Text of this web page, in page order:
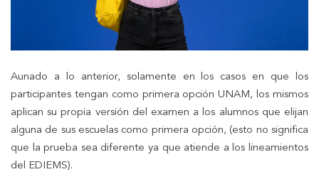
Aunado a lo anterior, solamente en los casos en que los
participantes tengan como primera opción UNAM, los mismos
aplican su propia versión del examen a los alumnos que elijan
alguna de sus escuelas como primera opción, (esto no significa
que la prueba sea diferente ya que atiende a los lineamientos
del EDIEMS).